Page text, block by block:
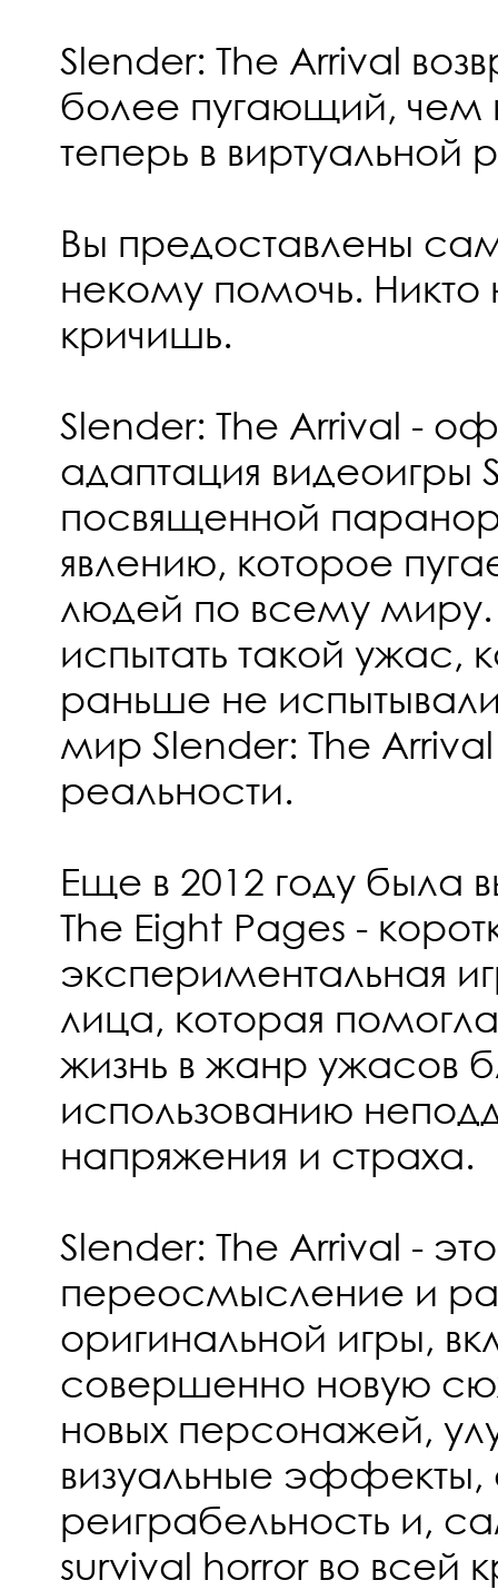
Slender: The Arrival
более пугающий, чем
теперь в виртуальной
Вы предоставлены
некому помочь. Никто
кричишь.
Slender: The Arrival -
адаптация видеоигры
посвященной
явлению, которое
людей по всему миру.
испытать такой ужас,
раньше не
мир Slender: The
реальности.
Еще в 2012 году была
The Eight Pages -
экспериментальная
лица, которая
жизнь в жанр ужасов
использованию
напряжения и страха.
Slender: The Arrival -
переосмысление и
оригинальной игры,
совершенно новую
новых персонажей,
визуальные эффекты,
реиграбельность и,
survival horror во всей